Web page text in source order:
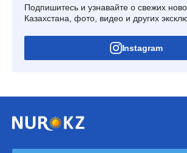
Подпишитесь и узнавайте о свежих
Казахстана, фото, видео и других
Instagram